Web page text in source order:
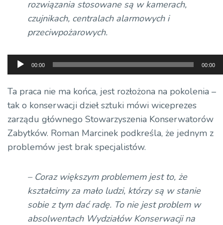
rozwiązania stosowane są w kamerach,
czujnikach, centralach alarmowych i
przeciwpożarowych.
Odtwarzacz
plików
dźwiękowych
00:00 00:00
Ta praca nie ma końca, jest rozłożona na pokolenia –
tak o konserwacji dzieł sztuki mówi wiceprezes
zarządu głównego Stowarzyszenia Konserwatorów
Zabytków. Roman Marcinek podkreśla, że jednym z
problemów jest brak specjalistów.
– Coraz większym problemem jest to, że
kształcimy za mało ludzi, którzy są w stanie
sobie z tym dać radę. To nie jest problem w
absolwentach Wydziałów Konserwacji na